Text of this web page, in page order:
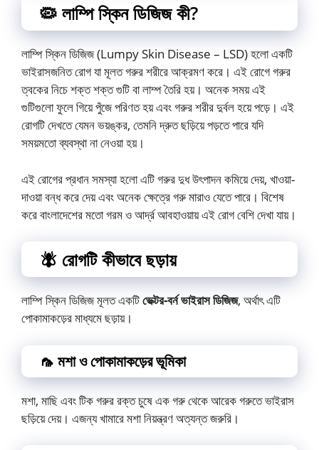
🦠 লাম্পি স্কিন ডিজিজ কী?
লাম্পি স্কিন ডিজিজ (Lumpy Skin Disease – LSD) হলো একটি
ভাইরাসজনিত রোগ যা মূলত গরুর শরীরে আক্রমণ করে। এই রোগে গরুর
ত্বকের নিচে শক্ত শক্ত গুটি বা লাম্প তৈরি হয়। অনেক সময় এই
গুটিগুলো ফুলে গিয়ে পুঁজে পরিণত হয় এবং গরুর শরীর দুর্বল হয়ে পড়ে। এই
রোগটি দেখতে যেমন ভয়ঙ্কর, তেমনি দ্রুত ছড়িয়ে পড়তে পারে যদি
সময়মতো ব্যবস্থা না নেওয়া হয়।
এই রোগের প্রধান সমস্যা হলো এটি গরুর দুধ উৎপাদন কমিয়ে দেয়, খাওয়া-
দাওয়া বন্ধ করে দেয় এবং অনেক ক্ষেত্রে গরু মারাও যেতে পারে। বিশেষ
করে বাংলাদেশের মতো গরম ও আর্দ্র আবহাওয়ায় এই রোগ বেশি দেখা যায়।
🪰 রোগটি কীভাবে ছড়ায়
লাম্পি স্কিন ডিজিজ মূলত একটিভেক্টর-বর্ন ভাইরাস ডিজিজ, অর্থাৎ এটি
পোকামাকড়ের মাধ্যমে ছড়ায়।
🦟 মশা ও পোকামাকড়ের ভূমিকা
মশা, মাছি এবং টিক গরুর রক্ত চুষে এক গরু থেকে আরেক গরুতে ভাইরাস
ছড়িয়ে দেয়। এজন্য খামারে মশা নিয়ন্ত্রণ অত্যন্ত জরুরি।